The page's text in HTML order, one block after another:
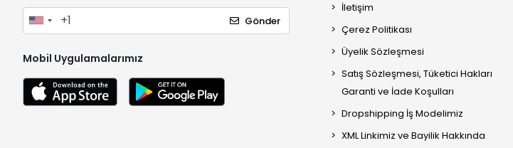
Gönder
Mobil Uygulamalarımız
İletişim
Çerez Politikası
Üyelik Sözleşmesi
Satış Sözleşmesi, Tüketici Hakları
Garanti ve İade Koşulları
Dropshipping İş Modelimiz
XML Linkimiz ve Bayilik Hakkında